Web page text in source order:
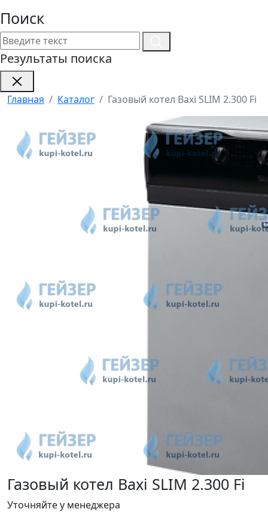
Поиск
Результаты поиска
Главная Каталог Газовый котел Baxi SLIM 2.300 Fi
Газовый котел Baxi SLIM 2.300 Fi
Уточняйте у менеджера